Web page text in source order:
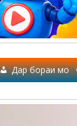
Дар бораи мо